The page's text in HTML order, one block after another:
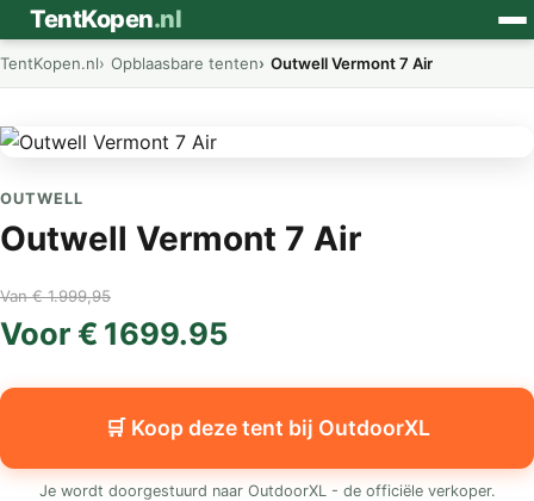
TentKopen.nl
TentKopen.nl Opblaasbare tenten Outwell Vermont 7 Air
OUTWELL
Outwell Vermont 7 Air
Van € 1.999,95
Voor € 1699.95
🛒 Koop deze tent bij OutdoorXL
Je wordt doorgestuurd naar OutdoorXL - de officiële verkoper.